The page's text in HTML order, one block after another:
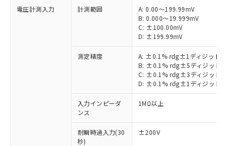
電圧計測入力 計測範囲
A: 0.00～199.99mV
B: 0.000～19.999mV
C: ±100.00mV
D: ±199.99mV
測定精度
A: ±0.1% rdg±1ディジット
B: ±0.1% rdg±5ディジット
C: ±0.1% rdg±3ディジット
D: ±0.1% rdg±1ディジット
入力インピーダ
ンス
1MΩ以上
耐瞬時過入力(30
秒)
±200V